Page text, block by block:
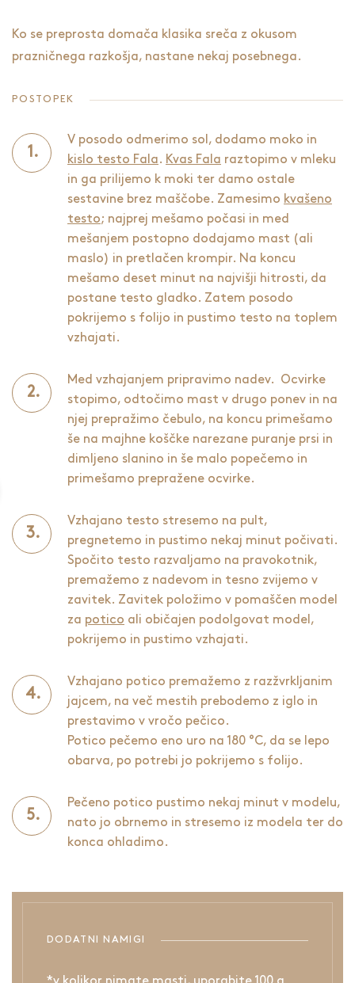
Ko se preprosta domača klasika sreča z okusom
prazničnega razkošja, nastane nekaj posebnega.
POSTOPEK
V posodo odmerimo sol, dodamo moko in
kislo testo Fala . Kvas Fala raztopimo v mleku
in ga prilijemo k moki ter damo ostale
sestavine brez maščobe. Zamesimo kvašeno
testo; najprej mešamo počasi in med
mešanjem postopno dodajamo mast (ali
maslo) in pretlačen krompir. Na koncu
mešamo deset minut na najvišji hitrosti, da
postane testo gladko. Zatem posodo
pokrijemo s folijo in pustimo testo na toplem
vzhajati.
Med vzhajanjem pripravimo nadev. Ocvirke
stopimo, odtočimo mast v drugo ponev in na
njej prepražimo čebulo, na koncu primešamo
še na majhne koščke narezane puranje prsi in
dimljeno slanino in še malo popečemo in
primešamo prepražene ocvirke.
Vzhajano testo stresemo na pult,
pregnetemo in pustimo nekaj minut počivati.
Spočito testo razvaljamo na pravokotnik,
premažemo z nadevom in tesno zvijemo v
zavitek. Zavitek položimo v pomaščen model
za potico ali običajen podolgovat model,
pokrijemo in pustimo vzhajati.
Vzhajano potico premažemo z razžvrkljanim
jajcem, na več mestih prebodemo z iglo in
prestavimo v vročo pečico.
Potico pečemo eno uro na 180 °C, da se lepo
obarva, po potrebi jo pokrijemo s folijo.
Pečeno potico pustimo nekaj minut v modelu,
nato jo obrnemo in stresemo iz modela ter do
konca ohladimo.
DODATNI NAMIGI